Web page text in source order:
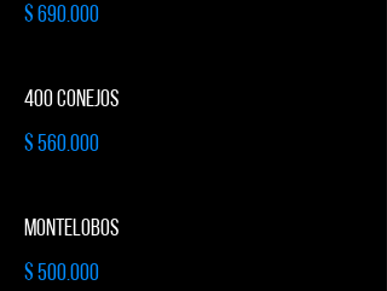
$ 690.000
400 CONEJOS
$ 560.000
MONTELOBOS
$ 500.000